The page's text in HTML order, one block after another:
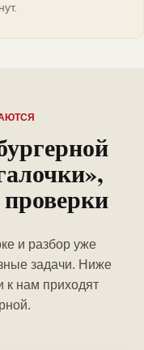
и разбор уже
задачи. Ниже
к нам приходят